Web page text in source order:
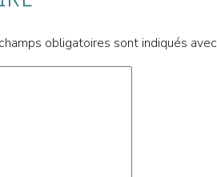
obligatoires sont indiqués avec